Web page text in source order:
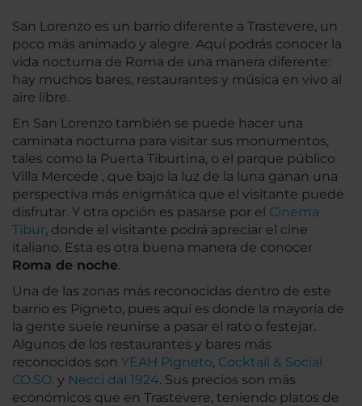
San Lorenzo es un barrio diferente a Trastevere, un
poco más animado y alegre. Aquí podrás conocer la
vida nocturna de Roma de una manera diferente:
hay muchos bares, restaurantes y música en vivo al
aire libre.
En San Lorenzo también se puede hacer una
caminata nocturna para visitar sus monumentos,
tales como la Puerta Tiburtina, o el parque público
Villa Mercede , que bajo la luz de la luna ganan una
perspectiva más enigmática que el visitante puede
disfrutar. Y otra opción es pasarse por el Cinema
Tibur, donde el visitante podrá apreciar el cine
italiano. Esta es otra buena manera de conocer
Roma de noche.
Una de las zonas más reconocidas dentro de este
barrio es Pigneto, pues aquí es donde la mayoría de
la gente suele reunirse a pasar el rato o festejar.
Algunos de los restaurantes y bares más
reconocidos son YEAH Pigneto, Cocktail & Social
CO.SO. y Necci dal 1924. Sus precios son más
económicos que en Trastevere, teniendo platos de